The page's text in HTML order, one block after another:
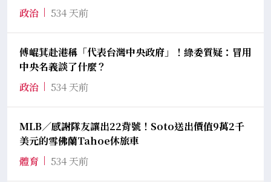
政治
534 天前
傅崐萁赴港稱「代表台灣中央政府」！綠委質疑：冒用
中央名義談了什麼？
政治
534 天前
MLB／感謝隊友讓出22背號！Soto送出價值9萬2千
美元的雪佛蘭Tahoe休旅車
體育
534 天前